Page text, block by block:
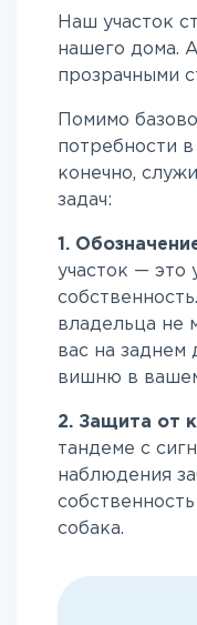
Наш участок
нашего дома.
прозрачными
Помимо
потребности
конечно,
задач:
1.
участок — это
владельца не
вас на заднем
вишню в
2. Защита от
тандеме с
наблюдения
собака.